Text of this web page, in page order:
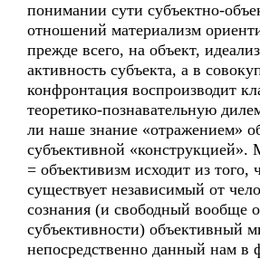
понимании сути субъектно-
отношений материализм
прежде всего, на объект,
активность субъекта, а в
конфронтация воспроизводит
теоретико-познавательную
ли наше знание «отражением»
субъективной «конструкцией».
= объективизм исходит из того,
существует независимый от
сознания (и свободный вообще
субъективности) объективный
непосредственно данный нам в